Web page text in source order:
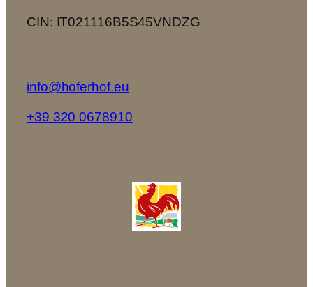
CIN: IT021116B5S45VNDZG
info@hoferhof.eu
+39 320 0678910